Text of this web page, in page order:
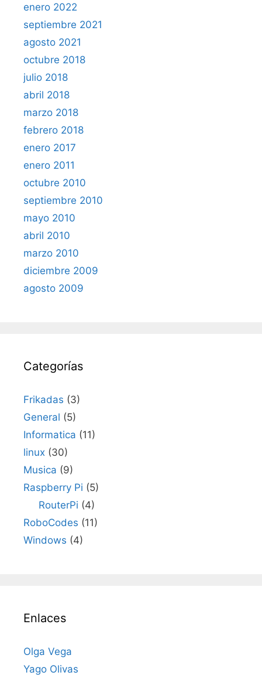
enero 2022
septiembre 2021
agosto 2021
octubre 2018
julio 2018
abril 2018
marzo 2018
febrero 2018
enero 2017
enero 2011
octubre 2010
septiembre 2010
mayo 2010
abril 2010
marzo 2010
diciembre 2009
agosto 2009
Categorías
Frikadas (3)
General (5)
Informatica (11)
linux (30)
Musica (9)
Raspberry Pi (5)
RouterPi (4)
RoboCodes (11)
Windows (4)
Enlaces
Olga Vega
Yago Olivas